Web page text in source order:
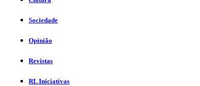
Sociedade
Opinião
Revistas
RL Iniciativas